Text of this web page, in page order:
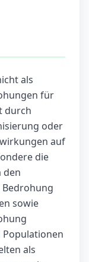
als
für
durch
oder
auf
die
den
sowie
Populationen
als